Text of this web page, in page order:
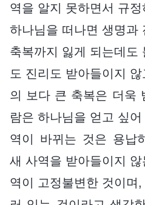
역을 알지 못하면서 규
하나님을 떠나면 생명과
축복까지 잃게 되는데도
도 진리도 받아들이지
의 보다 큰 축복은 더욱
람은 하나님을 얻고 싶
역이 바뀌는 것은 용납
새 사역을 받아들이지
역이 고정불변한 것이며